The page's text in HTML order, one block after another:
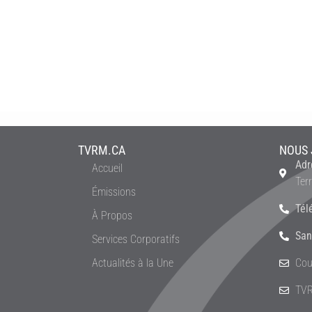
TVRM.CA
Accueil
Émissions
À Propos
Services Corporatifs
Actualités à la Une
NOUS